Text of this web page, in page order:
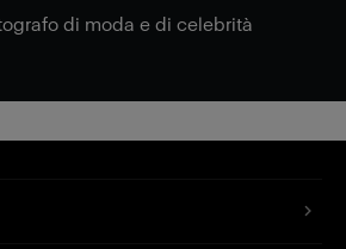
di moda e di celebrità